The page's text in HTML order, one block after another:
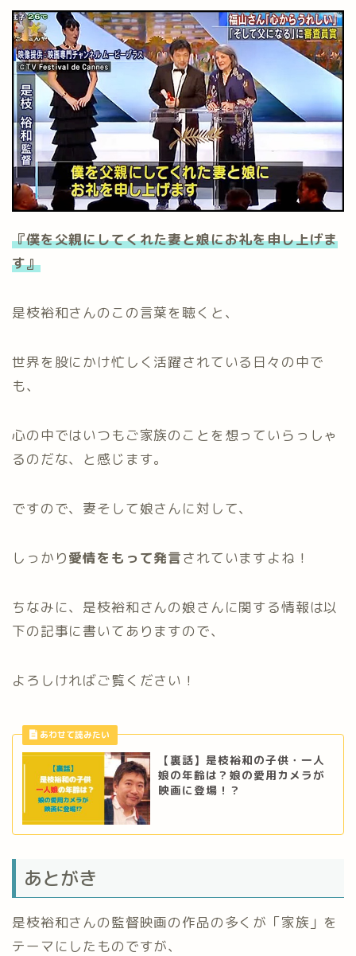
『僕を父親にしてくれた妻と娘にお礼を申し上げま
す』
是枝裕和さんのこの言葉を聴くと、
世界を股にかけ忙しく活躍されている日々の中で
も、
心の中ではいつもご家族のことを想っていらっしゃ
るのだな、と感じます。
ですので、妻そして娘さんに対して、
しっかり愛情をもって発言されていますよね！
ちなみに、是枝裕和さんの娘さんに関する情報は以
下の記事に書いてありますので、
よろしければご覧ください！
【裏話】是枝裕和の子供・一人
娘の年齢は？娘の愛用カメラが
映画に登場！？
あとがき
是枝裕和さんの監督映画の作品の多くが「家族」を
テーマにしたものですが、